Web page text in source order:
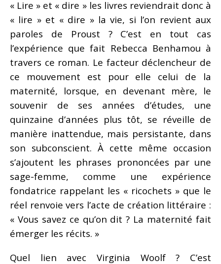
« Lire » et « dire » les livres reviendrait donc à
« lire » et « dire » la vie, si l’on revient aux
paroles de Proust ? C’est en tout cas
l’expérience que fait Rebecca Benhamou à
travers ce roman. Le facteur déclencheur de
ce mouvement est pour elle celui de la
maternité, lorsque, en devenant mère, le
souvenir de ses années d’études, une
quinzaine d’années plus tôt, se réveille de
manière inattendue, mais persistante, dans
son subconscient. À cette même occasion
s’ajoutent les phrases prononcées par une
sage-femme, comme une expérience
fondatrice rappelant les « ricochets » que le
réel renvoie vers l’acte de création littéraire :
« Vous savez ce qu’on dit ? La maternité fait
émerger les récits. »
Quel lien avec Virginia Woolf ? C’est